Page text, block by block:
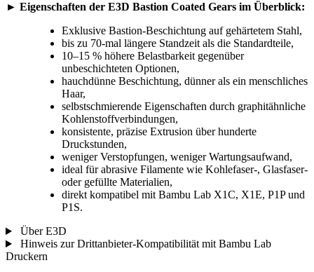
► Eigenschaften der E3D Bastion Coated Gears im Überblick:
Exklusive Bastion-Beschichtung auf gehärtetem Stahl,
bis zu 70-mal längere Standzeit als die Standardteile,
10–15 % höhere Belastbarkeit gegenüber
unbeschichteten Optionen,
hauchdünne Beschichtung, dünner als ein menschliches
Haar,
selbstschmierende Eigenschaften durch graphitähnliche
Kohlenstoffverbindungen,
konsistente, präzise Extrusion über hunderte
Druckstunden,
weniger Verstopfungen, weniger Wartungsaufwand,
ideal für abrasive Filamente wie Kohlefaser-, Glasfaser-
oder gefüllte Materialien,
direkt kompatibel mit Bambu Lab X1C, X1E, P1P und
P1S.
Über E3D
Hinweis zur Drittanbieter-Kompatibilität mit Bambu Lab
Druckern